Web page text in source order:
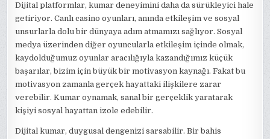
Dijital platformlar, kumar deneyimini daha da sürükleyici hale
getiriyor. Canlı casino oyunları, anında etkileşim ve sosyal
unsurlarla dolu bir dünyaya adım atmamızı sağlıyor. Sosyal
medya üzerinden diğer oyuncularla etkileşim içinde olmak,
kaydolduğumuz oyunlar aracılığıyla kazandığımız küçük
başarılar, bizim için büyük bir motivasyon kaynağı. Fakat bu
motivasyon zamanla gerçek hayattaki ilişkilere zarar
verebilir. Kumar oynamak, sanal bir gerçeklik yaratarak
kişiyi sosyal hayattan izole edebilir.
Dijital kumar, duygusal dengenizi sarsabilir. Bir bahis